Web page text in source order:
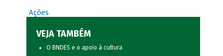
Ações
VEJA TAMBÉM
O BNDES e o apoio à cultura